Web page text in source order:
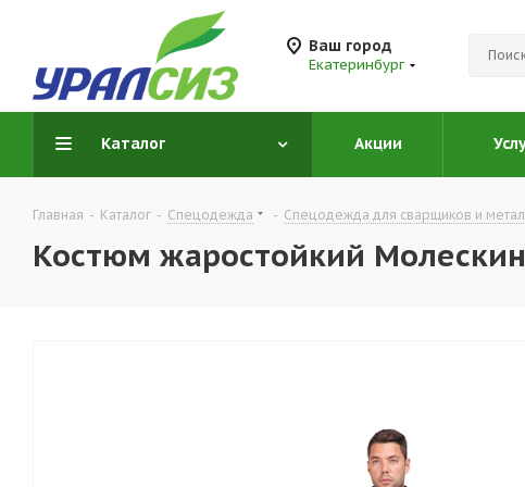
Ваш город
Екатеринбург
Каталог Акции
Главная - Каталог - Спецодежда - Спецодежда для сварщиков и
Костюм жаростойкий Молескин